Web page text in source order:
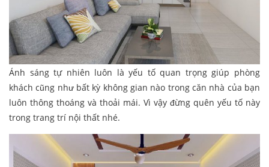
Ánh sáng tự nhiên luôn là yếu tố quan trọng giúp phòng
khách cũng như bất kỳ không gian nào trong căn nhà của bạn
luôn thông thoáng và thoải mái. Vì vậy đừng quên yếu tố này
trong trang trí nội thất nhé.